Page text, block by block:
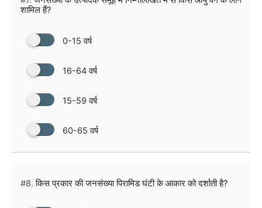
शामिल हैं?
0-15 वर्ष
16-64 वर्ष
15-59 वर्ष
60-65 वर्ष
#8. किस प्रकार की जनसंख्या पिरामिड घंटी के आकार को दर्शाती है?